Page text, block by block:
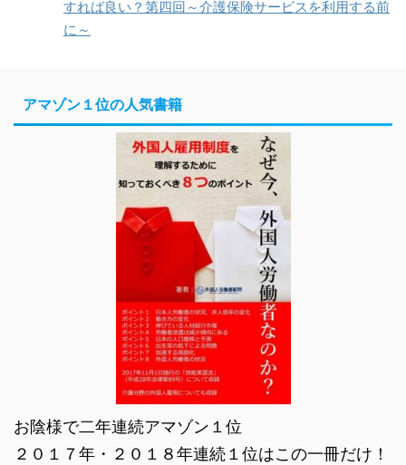
すれば良い？第四回～介護保険サービスを利用する前
に～
アマゾン１位の人気書籍
お陰様で二年連続アマゾン１位
２０１７年・２０１８年連続１位はこの一冊だけ！